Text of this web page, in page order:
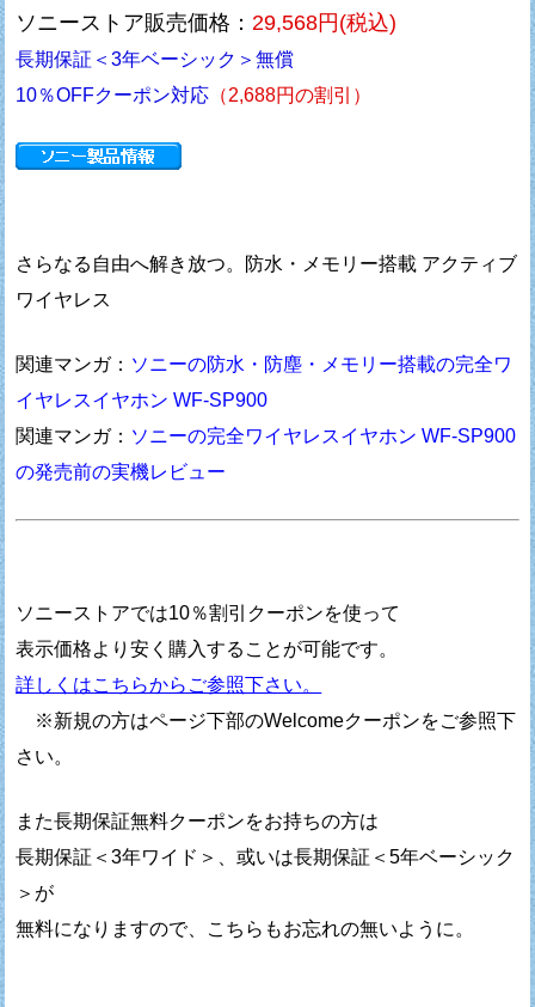
ソニーストア販売価格： 29,568円(税込)
長期保証＜3年ベーシック＞無償
10％OFFクーポン対応 （2,688円の割引）
さらなる自由へ解き放つ。防水・メモリー搭載 アクティブ
ワイヤレス
関連マンガ： ソニーの防水・防塵・メモリー搭載の完全ワ
イヤレスイヤホン WF-SP900
関連マンガ： ソニーの完全ワイヤレスイヤホン WF-SP900
の発売前の実機レビュー
ソニーストアでは10％割引クーポンを使って
表示価格より安く購入することが可能です。
詳しくはこちらからご参照下さい。
※新規の方はページ下部のWelcomeクーポンをご参照下
さい。
また長期保証無料クーポンをお持ちの方は
長期保証＜3年ワイド＞、或いは長期保証＜5年ベーシック
＞が
無料になりますので、こちらもお忘れの無いように。